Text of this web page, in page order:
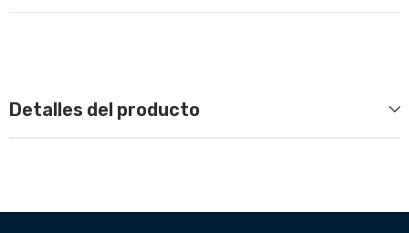
Detalles del producto